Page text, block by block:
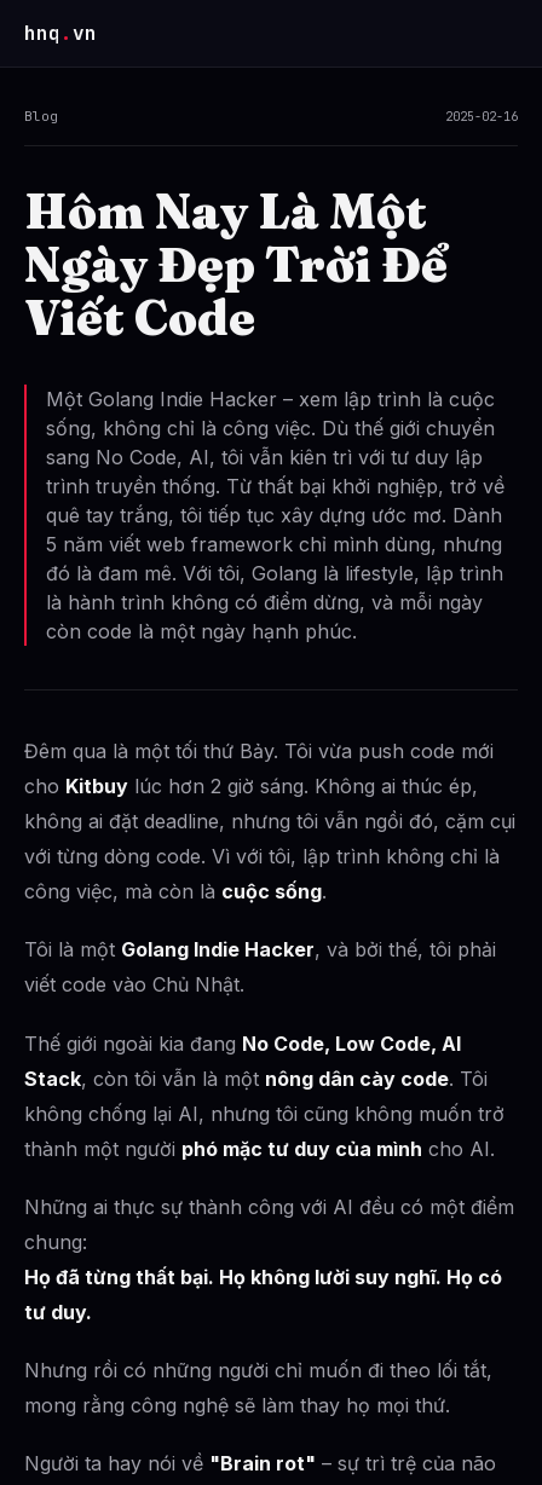
hnq .vn
Blog 2025-02-16
Hôm Nay Là Một
Ngày Đẹp Trời Để
Viết Code
Một Golang Indie Hacker – xem lập trình là cuộc
sống, không chỉ là công việc. Dù thế giới chuyển
sang No Code, AI, tôi vẫn kiên trì với tư duy lập
trình truyền thống. Từ thất bại khởi nghiệp, trở về
quê tay trắng, tôi tiếp tục xây dựng ước mơ. Dành
5 năm viết web framework chỉ mình dùng, nhưng
đó là đam mê. Với tôi, Golang là lifestyle, lập trình
là hành trình không có điểm dừng, và mỗi ngày
còn code là một ngày hạnh phúc.
Đêm qua là một tối thứ Bảy. Tôi vừa push code mới
cho Kitbuy lúc hơn 2 giờ sáng. Không ai thúc ép,
không ai đặt deadline, nhưng tôi vẫn ngồi đó, cặm cụi
với từng dòng code. Vì với tôi, lập trình không chỉ là
công việc, mà còn là cuộc sống.
Tôi là một Golang Indie Hacker, và bởi thế, tôi phải
viết code vào Chủ Nhật.
Thế giới ngoài kia đang No Code, Low Code, AI
Stack, còn tôi vẫn là một nông dân cày code. Tôi
không chống lại AI, nhưng tôi cũng không muốn trở
thành một người phó mặc tư duy của mình cho AI.
Những ai thực sự thành công với AI đều có một điểm
chung:
Họ đã từng thất bại. Họ không lười suy nghĩ. Họ có
tư duy.
Nhưng rồi có những người chỉ muốn đi theo lối tắt,
mong rằng công nghệ sẽ làm thay họ mọi thứ.
Người ta hay nói về "Brain rot" – sự trì trệ của não